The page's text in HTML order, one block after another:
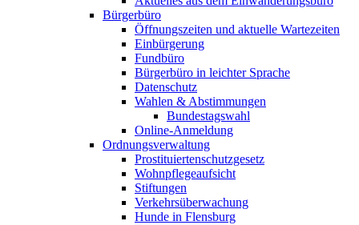
Bürgerbüro
Öffnungszeiten und aktuelle Wartezeiten
Einbürgerung
Fundbüro
Bürgerbüro in leichter Sprache
Datenschutz
Wahlen & Abstimmungen
Bundestagswahl
Online-Anmeldung
Ordnungsverwaltung
Prostituiertenschutzgesetz
Wohnpflegeaufsicht
Stiftungen
Verkehrsüberwachung
Hunde in Flensburg